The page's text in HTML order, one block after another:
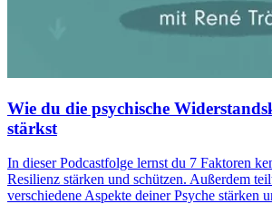
Wie du die psychische
stärkst
In dieser Podcastfolge lernst du 7 Faktoren
Resilienz stärken und schützen. Außerdem
verschiedene Aspekte deiner Psyche stärken